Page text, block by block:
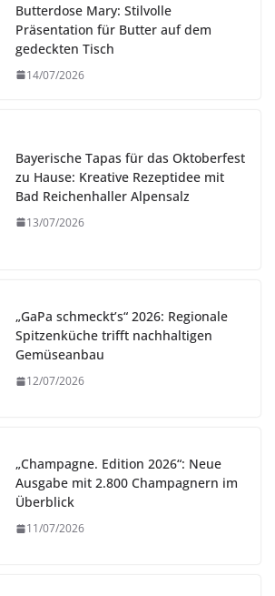
Butterdose Mary: Stilvolle
Präsentation für Butter auf dem
gedeckten Tisch
14/07/2026
Bayerische Tapas für das Oktoberfest
zu Hause: Kreative Rezeptidee mit
Bad Reichenhaller Alpensalz
13/07/2026
„GaPa schmeckt’s“ 2026: Regionale
Spitzenküche trifft nachhaltigen
Gemüseanbau
12/07/2026
„Champagne. Edition 2026“: Neue
Ausgabe mit 2.800 Champagnern im
Überblick
11/07/2026